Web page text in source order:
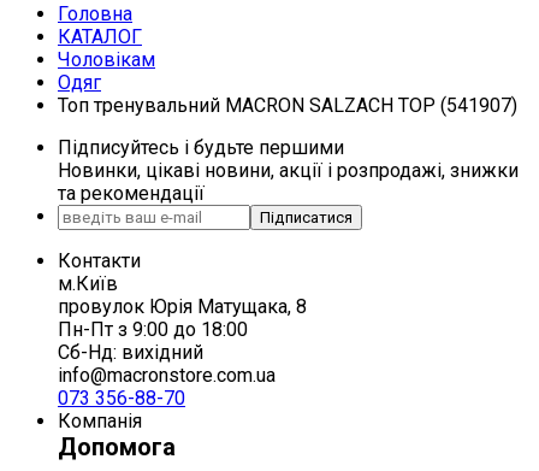
Головна
КАТАЛОГ
Чоловікам
Одяг
Топ тренувальний MACRON SALZACH TOP (541907)
Підписуйтесь і будьте першими
Новинки, цікаві новини, акції і розпродажі, знижки
та рекомендації
Підписатися
Контакти
м.Київ
провулок Юрія Матущака, 8
Пн-Пт з 9:00 до 18:00
Сб-Нд: вихідний
info@macronstore.com.ua
073 356-88-70
Компанія
Допомога